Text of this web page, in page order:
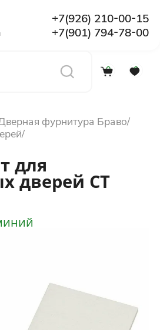
+7(926) 210-00-15
+7(901) 794-78-00
0 0
фурнитура Браво
для
дверей СТ